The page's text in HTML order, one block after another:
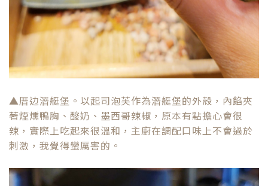
▲厝边潛艇堡。以起司泡芙作為潛艇堡的外殼，內餡夾
著煙燻鴨胸、酸奶、墨西哥辣椒，原本有點擔心會很
辣，實際上吃起來很溫和，主廚在調配口味上不會過於
刺激，我覺得蠻厲害的。